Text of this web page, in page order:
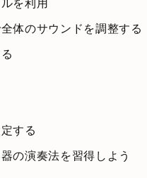
を利用
体のサウンドを調整する
する
の演奏法を習得しよう